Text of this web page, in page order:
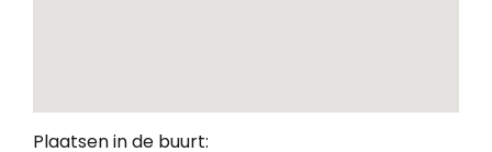
Plaatsen in de buurt: